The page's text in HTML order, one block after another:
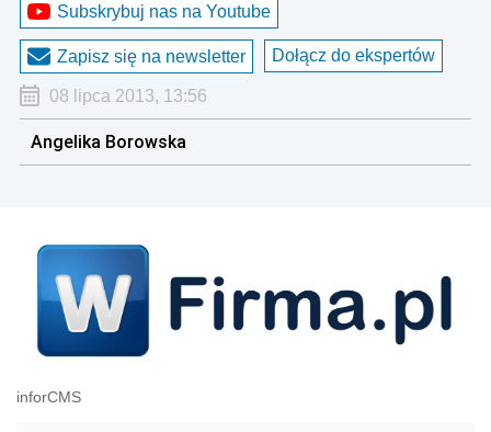
Subskrybuj nas na Youtube
Zapisz się na newsletter Dołącz do ekspertów
08 lipca 2013, 13:56
Angelika Borowska
inforCMS